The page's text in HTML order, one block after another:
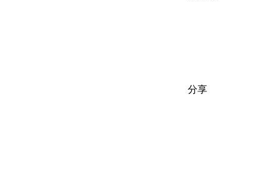
分享